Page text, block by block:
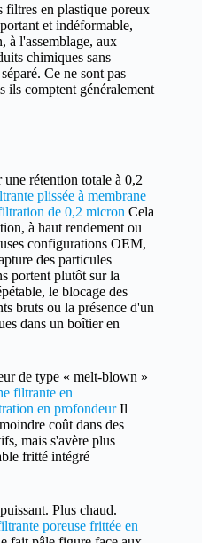
filtres en plastique poreux
et indéformable,
à l'assemblage, aux
chimiques sans
Ce ne sont pas
ils comptent généralement
une rétention totale à 0,2
plissée à membrane
de 0,2 micron Cela
à haut rendement ou
configurations OEM,
des particules
portent plutôt sur la
le blocage des
bruts ou la présence d'un
dans un boîtier en
de type « melt-blown »
filtrante en
en profondeurIl
coût dans des
mais s'avère plus
fritté intégré
Plus chaud.
poreuse frittée en